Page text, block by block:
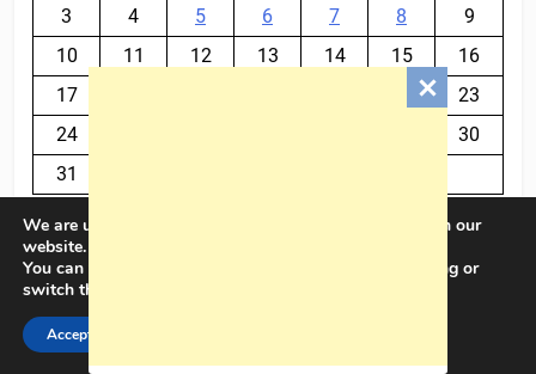
3
4 5 6 7 8
9
10
11 12 13 14 15
16
17
23
24
30
31
BalkanPlus 2024© Powered By
We are using cookies to give you the best experience on our
website.
You can find out more about which cookies we are using or
switch them off in
Accept